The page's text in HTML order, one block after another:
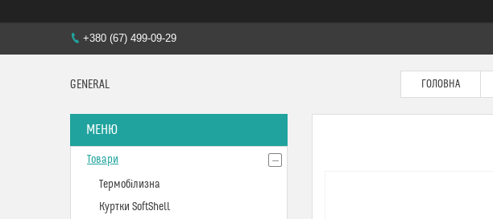
+380 (67) 499-09-29
GENERAL ГОЛОВНА
Товари
Термобілизна
Куртки SoftShell